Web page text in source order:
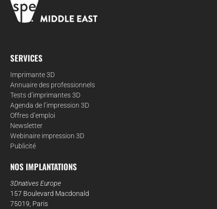
SERVICES
Imprimante 3D
Annuaire des professionnels
Tests d’imprimantes 3D
Agenda de l’impression 3D
Offres d’emploi
Newsletter
Webinaire impression 3D
Publicité
NOS IMPLANTATIONS
3Dnatives Europe
157 Boulevard Macdonald
75019, Paris